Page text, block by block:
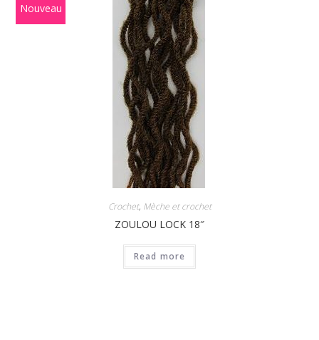
Nouveau
Crochet, Mèche et crochet
ZOULOU LOCK 18″
Read more